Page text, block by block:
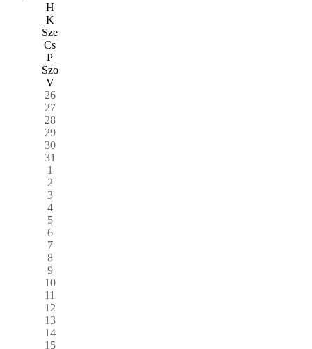
H
K
Sze
Cs
P
Szo
V
26
27
28
29
30
31
1
2
3
4
5
6
7
8
9
10
11
12
13
14
15